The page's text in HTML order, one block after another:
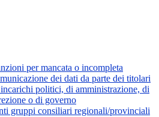
per mancata o incompleta
dei dati da parte dei titolari
politici, di amministrazione, di
o di governo
gruppi consiliari regionali/provinciali